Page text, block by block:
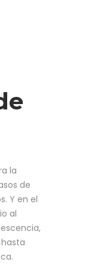
la
de
Y en el
al